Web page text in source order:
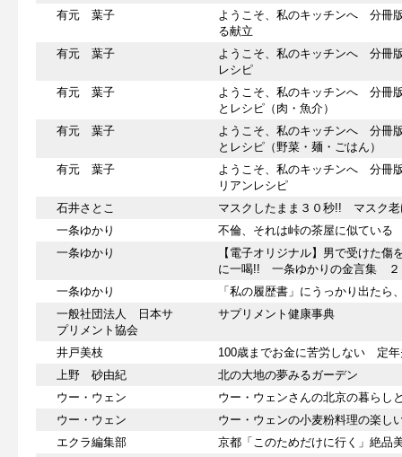
有元 葉子
ようこそ、私のキッチンへ 分
る献立
有元 葉子
ようこそ、私のキッチンへ 分
レシピ
有元 葉子
ようこそ、私のキッチンへ 分
とレシピ（肉・魚介）
有元 葉子
ようこそ、私のキッチンへ 分
とレシピ（野菜・麺・ごはん）
有元 葉子
ようこそ、私のキッチンへ 分
リアンレシピ
石井さとこ
マスクしたまま３０秒!! マスク老
一条ゆかり
不倫、それは峠の茶屋に似てい
一条ゆかり
【電子オリジナル】男で受けた
に一喝!! 一条ゆかりの金言集 ２
一条ゆかり
「私の履歴書」にうっかり出たら
一般社団法人 日本サ
プリメント協会
サプリメント健康事典
井戸美枝
100歳までお金に苦労しない 定年
上野 砂由紀
北の大地の夢みるガーデン
ウー・ウェン
ウー・ウェンさんの北京の暮らし
ウー・ウェン
ウー・ウェンの小麦粉料理の楽し
エクラ編集部
京都「このためだけに行く」絶品